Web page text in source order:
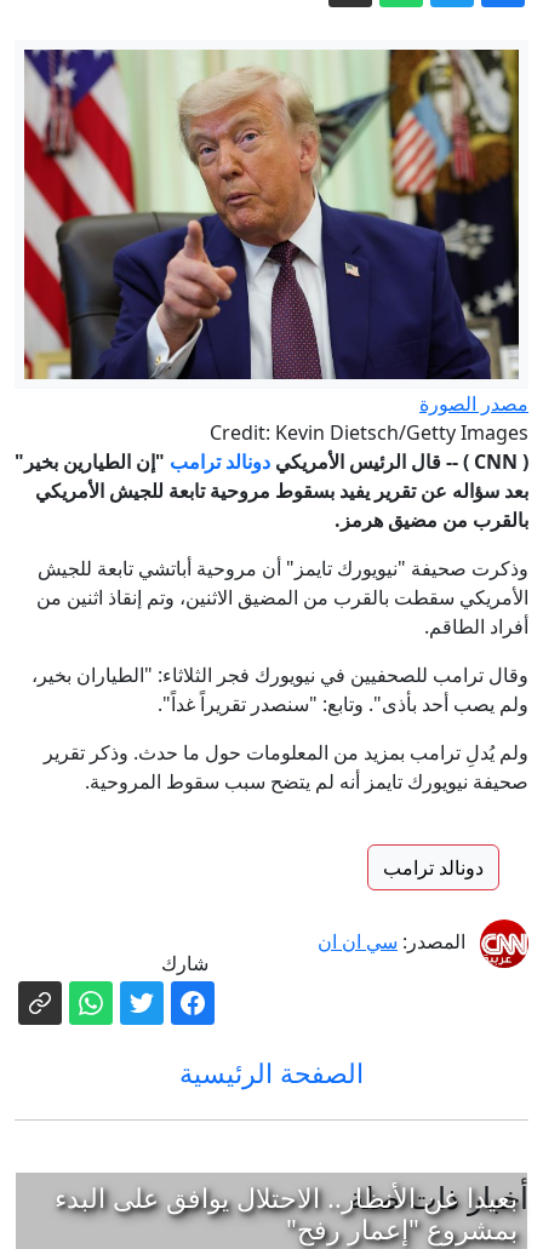
وكالة إيرانية تنشر فيديو للمرشد الأعلى
مجتبى خامنئي دون توضيح تاريخه
نائب أمريكي: اتفاقية السعودية وتركيا
وباكستان إنجاز يحسب لترامب
هروب من الدولار إلى اليوان.. هل تستقل
أفريقيا أم تعيد توزيع اعتمادها؟
بفارق صوت واحد.. الشيوخ الأمريكي يقر
تعيين محامي ترمب الوفي وزيرا للعدل
الداخلية: إجراءات قانونية بحق نحو 8 آلاف
مصدر الصورة
Credit: Kevin Dietsch/Getty Images
(
CNN ) -- قال الرئيس الأمريكي دونالد ترامب "إن الطيارين بخير"
بعد سؤاله عن تقرير يفيد بسقوط مروحية تابعة للجيش الأمريكي
بالقرب من مضيق هرمز.
وذكرت صحيفة "نيويورك تايمز" أن مروحية أباتشي تابعة للجيش
الأمريكي سقطت بالقرب من المضيق الاثنين، وتم إنقاذ اثنين من
أفراد الطاقم.
وقال ترامب للصحفيين في نيويورك فجر الثلاثاء: "الطياران بخير،
ولم يصب أحد بأذى". وتابع: "سنصدر تقريراً غداً".
ولم يُدلِ ترامب بمزيد من المعلومات حول ما حدث. وذكر تقرير
صحيفة نيويورك تايمز أنه لم يتضح سبب سقوط المروحية.
دونالد ترامب
المصدر: سي ان ان
شارك
الصفحة الرئيسية
أخبار ذات صلة
بعيدا عن الأنظار.. الاحتلال يوافق على البدء
بمشروع "إعمار رفح"